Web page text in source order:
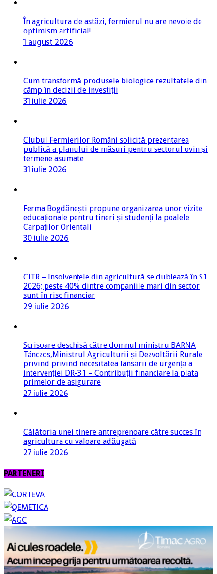
În agricultura de astăzi, fermierul nu are nevoie de
optimism artificial!
1 august 2026
Cum transformă produsele biologice rezultatele din
câmp în decizii de investiții
31 iulie 2026
Clubul Fermierilor Români solicită prezentarea
publică a planului de măsuri pentru sectorul ovin și
termene asumate
31 iulie 2026
Ferma Bogdănești propune organizarea unor vizite
educaționale pentru tineri și studenți la poalele
Carpaților Orientali
30 iulie 2026
CITR – Insolvențele din agricultură se dublează în S1
2026; peste 40% dintre companiile mari din sector
sunt în risc financiar
29 iulie 2026
Scrisoare deschisă către domnul ministru BARNA
Tánczos,Ministrul Agriculturii și Dezvoltării Rurale
privind privind necesitatea lansării de urgență a
intervenției DR-31 – Contribuții financiare la plata
primelor de asigurare
27 iulie 2026
Călătoria unei tinere antreprenoare către succes în
agricultura cu valoare adăugată
27 iulie 2026
PARTENERI